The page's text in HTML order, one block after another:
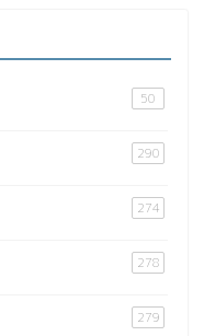
50
290
274
278
279